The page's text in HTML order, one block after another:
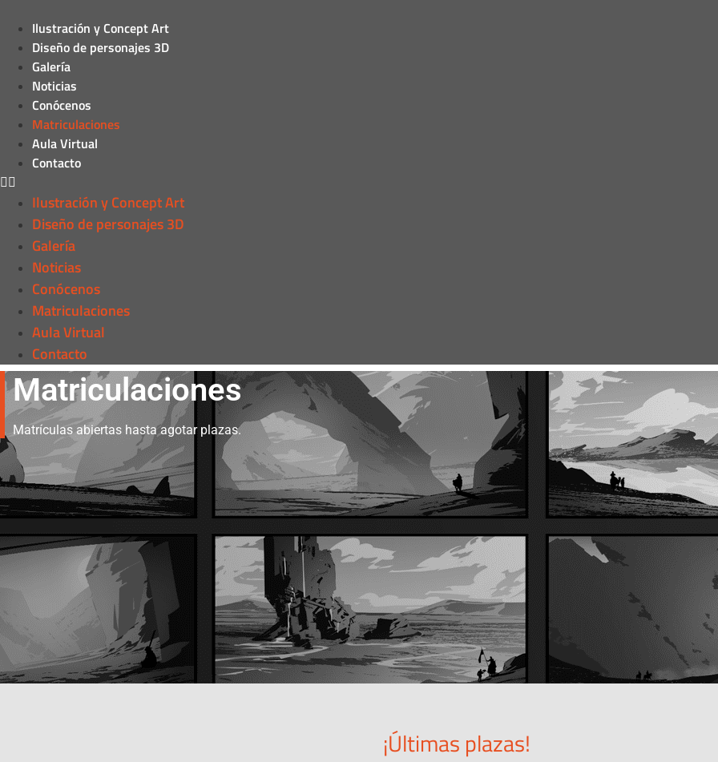
Ilustración y Concept Art
Diseño de personajes 3D
Galería
Noticias
Conócenos
Matriculaciones
Aula Virtual
Contacto
Ilustración y Concept Art
Diseño de personajes 3D
Galería
Noticias
Conócenos
Matriculaciones
Aula Virtual
Contacto
Matriculaciones
Matrículas abiertas hasta agotar plazas.
¡Últimas plazas!